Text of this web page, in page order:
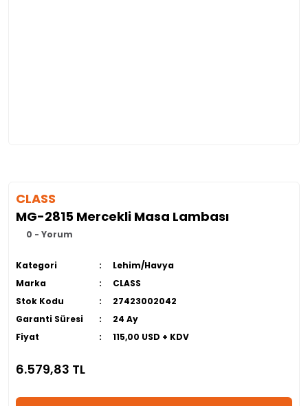
CLASS
MG-2815 Mercekli Masa Lambası
0 - Yorum
Kategori
Lehim/Havya
Marka
CLASS
Stok Kodu
27423002042
Garanti Süresi
24 Ay
Fiyat
115,00 USD + KDV
6.579,83 TL